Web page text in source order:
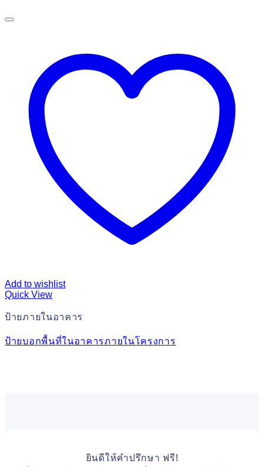
Add to wishlist
Quick View
ป้ายภายในอาคาร
ป้ายบอกพื้นที่ในอาคารภายในโครงการ
ยินดีให้คำปรึกษา ฟรี!